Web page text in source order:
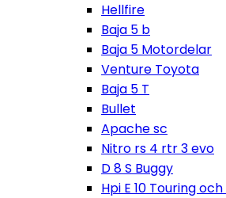
Hellfire
Baja 5 b
Baja 5 Motordelar
Venture Toyota
Baja 5 T
Bullet
Apache sc
Nitro rs 4 rtr 3 evo
D 8 S Buggy
Hpi E 10 Touring